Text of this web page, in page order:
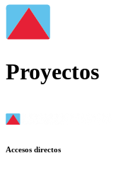
Proyectos
Accesos directos